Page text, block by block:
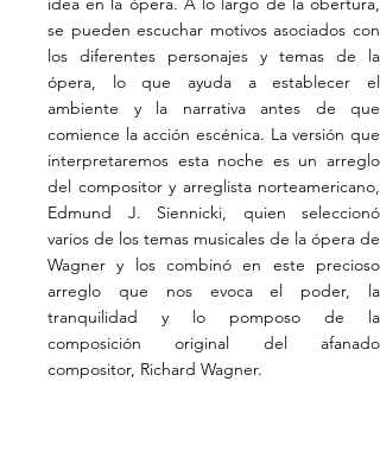
se pueden escuchar motivos asociados con
los diferentes personajes y temas de la
ópera, lo que ayuda a establecer el
ambiente y la narrativa antes de que
comience la acción escénica. La versión que
interpretaremos esta noche es un arreglo
del compositor y arreglista norteamericano,
Edmund J. Siennicki, quien seleccionó
varios de los temas musicales de la ópera de
Wagner y los combinó en este precioso
arreglo que nos evoca el poder, la
tranquilidad y lo pomposo de la
composición original del afanado
compositor, Richard Wagner.